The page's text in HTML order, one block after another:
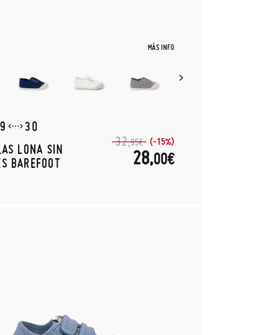
MÁS INFO
30
LONA SIN
BAREFOOT
32,95€ (-15%)
28,00€